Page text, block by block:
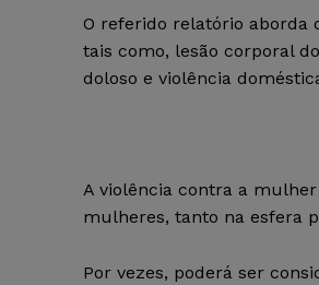
O referido relatório aborda
tais como, lesão corporal
doloso e violência
A violência contra a
mulheres, tanto na esfera
Por vezes, poderá ser